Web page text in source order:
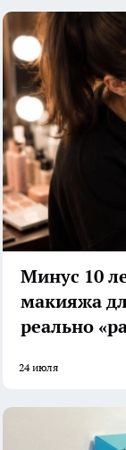
Минус 10
макияжа
реально
24 июля